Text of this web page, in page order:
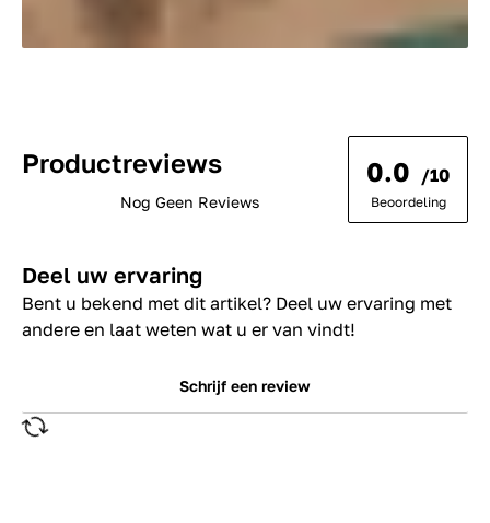
Productreviews
Nog Geen Reviews
0.0 /10
Beoordeling
Deel uw ervaring
Bent u bekend met dit artikel? Deel uw ervaring met
andere en laat weten wat u er van vindt!
Schrijf een review